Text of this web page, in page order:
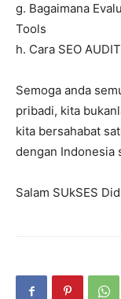
g. Bagaimana
Tools
h. Cara SEO AUDIT
Semoga anda
pribadi, kita
kita bersahabat
dengan Indonesia
Salam SUkSES